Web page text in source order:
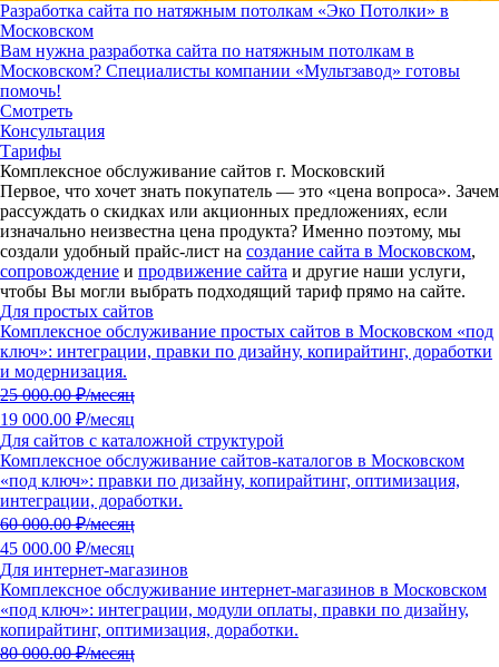
Разработка сайта по натяжным потолкам «Эко Потолки» в
Московском
Вам нужна разработка сайта по натяжным потолкам в
Московском? Специалисты компании «Мультзавод» готовы
помочь!
Смотреть
Консультация
Тарифы
Комплексное обслуживание сайтов г. Московский
Первое, что хочет знать покупатель — это «цена вопроса». Зачем
рассуждать о скидках или акционных предложениях, если
изначально неизвестна цена продукта? Именно поэтому, мы
создали удобный прайс-лист на создание сайта в Московском,
сопровождение и продвижение сайта и другие наши услуги,
чтобы Вы могли выбрать подходящий тариф прямо на сайте.
Для простых сайтов
Комплексное обслуживание простых сайтов в Московском «под
ключ»: интеграции, правки по дизайну, копирайтинг, доработки
и модернизация.
25 000.00₽/месяц
19 000.00 ₽/месяц
Для сайтов с каталожной структурой
Комплексное обслуживание сайтов-каталогов в Московском
«под ключ»: правки по дизайну, копирайтинг, оптимизация,
интеграции, доработки.
60 000.00₽/месяц
45 000.00 ₽/месяц
Для интернет-магазинов
Комплексное обслуживание интернет-магазинов в Московском
«под ключ»: интеграции, модули оплаты, правки по дизайну,
копирайтинг, оптимизация, доработки.
80 000.00₽/месяц